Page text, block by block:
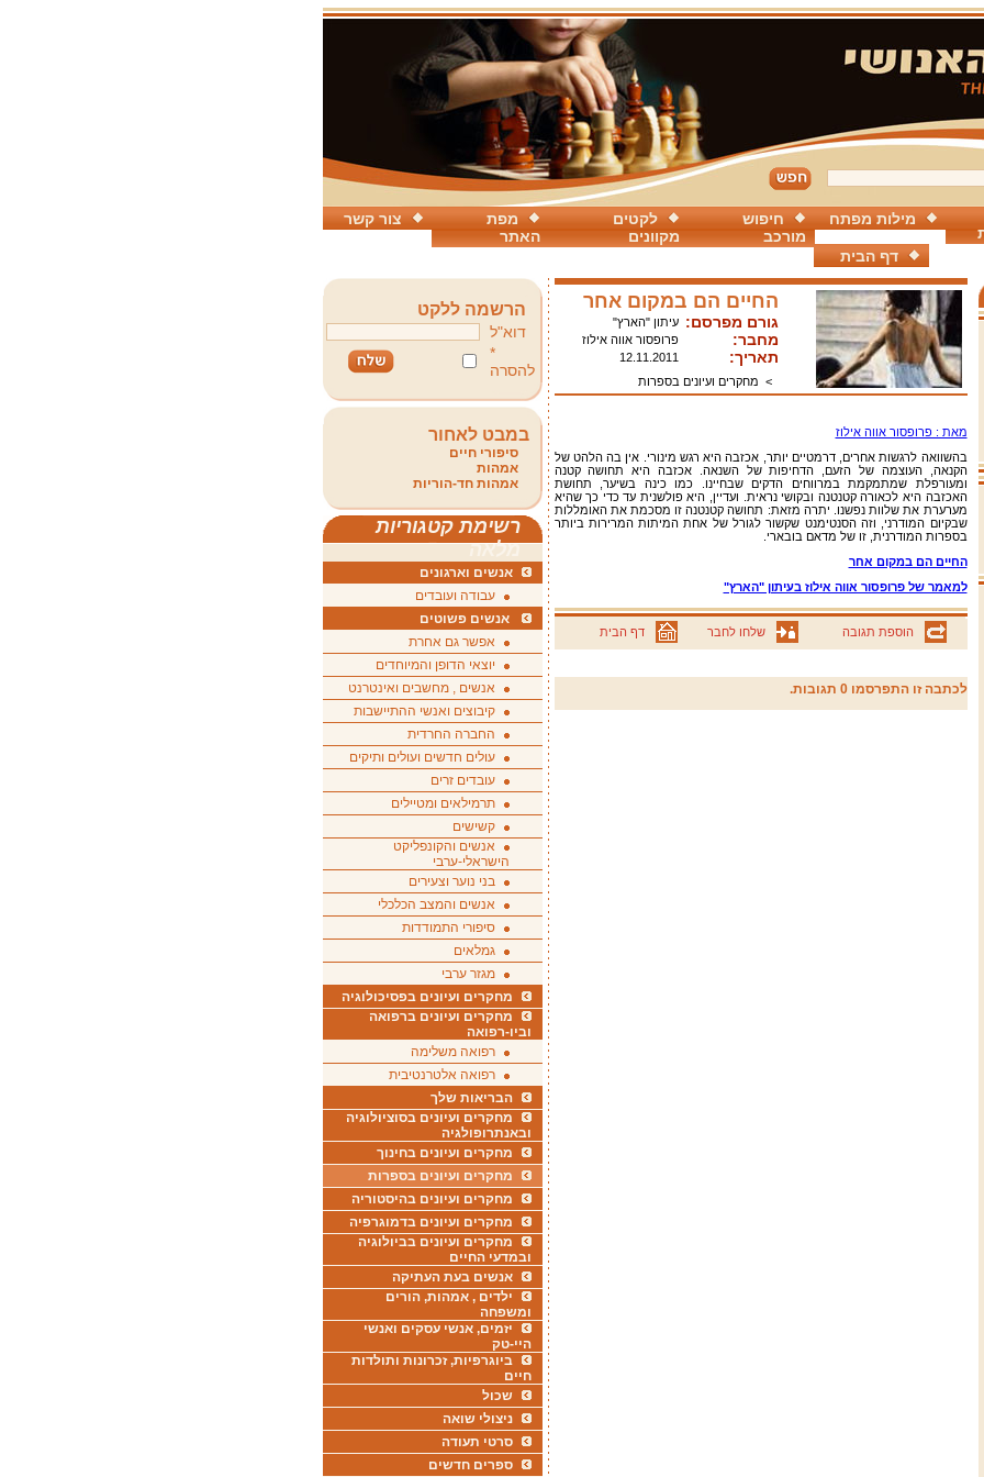
צור קשר
מפת
האתר
לקטים
מקוונים
חיפוש
מורכב
מילות מפתח
דף הבית
החיים הם במקום אחר
גורם מפרסם: עיתון "הארץ"
מחבר: פרופסור אווה אילוז
תאריך:
12.11.2011
> מחקרים ועיונים בספרות
מאת : פרופסור אווה אילוז
בהשוואה לרגשות אחרים, דרמטיים יותר, אכזבה היא רגש מינורי. אין בה הלהט של
הקנאה, העוצמה של הזעם, הדחיפות של השנאה. אכזבה היא תחושה קטנה
ומעורפלת שמתמקמת במרווחים הדקים שבחיינו. כמו כינה בשיער, תחושת
האכזבה היא לכאורה קטנטנה ובקושי נראית. ועדיין, היא פולשנית עד כדי כך שהיא
מערערת את שלוות נפשנו. יתרה מזאת: תחושה קטנטנה זו מסכמת את האומללות
שבקיום המודרני, וזה הסנטימנט שקשור לגורל של אחת המיתות המרירות ביותר
בספרות המודרנית, זו של מדאם בובארי.
החיים הם במקום אחר
למאמר של פרופסור אווה אילוז בעיתון "הארץ"
הוספת תגובה שלחו לחבר דף הבית
לכתבה זו התפרסמו 0 תגובות.
הרשמה ללקט
דוא"ל
*
להסרה
במבט לאחור
סיפורי חיים
אמהות
אמהות חד-הוריות
רשימת קטגוריות
מלאה
אנשים וארגונים
עבודה ועובדים
אנשים פשוטים
אפשר גם אחרת
יוצאי הדופן והמיוחדים
אנשים , מחשבים ואינטרנט
קיבוצים ואנשי ההתיישבות
החברה החרדית
עולים חדשים ועולים ותיקים
עובדים זרים
תרמילאים ומטיילים
קשישים
אנשים והקונפליקט
הישראלי-ערבי
בני נוער וצעירים
אנשים והמצב הכלכלי
סיפורי התמודדות
גמלאים
מגזר ערבי
מחקרים ועיונים בפסיכולוגיה
מחקרים ועיונים ברפואה
וביו-רפואה
רפואה משלימה
רפואה אלטרנטיבית
הבריאות שלך
מחקרים ועיונים בסוציולוגיה
ובאנתרופולגיה
מחקרים ועיונים בחינוך
מחקרים ועיונים בספרות
מחקרים ועיונים בהיסטוריה
מחקרים ועיונים בדמוגרפיה
מחקרים ועיונים בביולוגיה
ובמדעי החיים
אנשים בעת העתיקה
ילדים , אמהות, הורים
ומשפחה
יזמים, אנשי עסקים ואנשי
היי-טק
ביוגרפיות, זכרונות ותולדות
חיים
שכול
ניצולי שואה
סרטי תעודה
ספרים חדשים